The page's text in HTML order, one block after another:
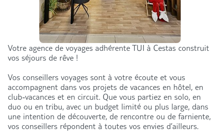
Votre agence de voyages adhérente TUI à Cestas construit
vos séjours de rêve !
Vos conseillers voyages sont à votre écoute et vous
accompagnent dans vos projets de vacances en hôtel, en
club-vacances et en circuit. Que vous partiez en solo, en
duo ou en tribu, avec un budget limité ou plus large, dans
une intention de découverte, de rencontre ou de farniente,
vos conseillers répondent à toutes vos envies d’ailleurs.